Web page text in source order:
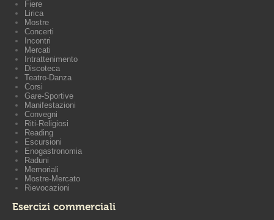
Fiere
Lirica
Mostre
Concerti
Incontri
Mercati
Intrattenimento
Discoteca
Teatro-Danza
Corsi
Gare-Sportive
Manifestazioni
Convegni
Riti-Religiosi
Reading
Escursioni
Enogastronomia
Raduni
Memoriali
Mostre-Mercato
Rievocazioni
Esercizi commerciali